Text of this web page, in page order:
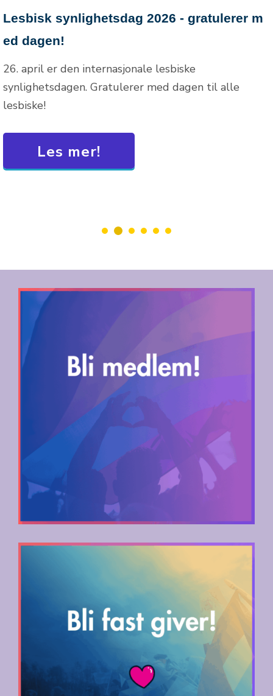
Lesbisk synlighetsdag 2026 - gratulerer m
ed dagen!
26. april er den internasjonale lesbiske
synlighetsdagen. Gratulerer med dagen til alle
lesbiske!
Les mer!